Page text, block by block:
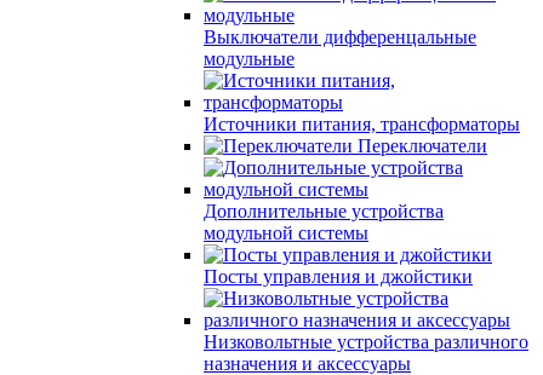
Выключатели дифференцальные
модульные
Источники питания, трансформаторы
Переключатели
Дополнительные устройства
модульной системы
Посты управления и джойстики
Низковольтные устройства различного
назначения и аксессуары